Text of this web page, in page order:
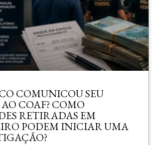
COMUNICOU SEU
COAF? COMO
RETIRADAS EM
PODEM INICIAR UMA